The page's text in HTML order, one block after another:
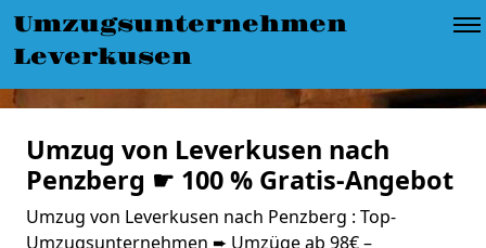
Umzugsunternehmen
Leverkusen
Umzug von Leverkusen nach
Penzberg ☛ 100 % Gratis-Angebot
Umzug von Leverkusen nach Penzberg : Top-
Umzugsunternehmen ➨ Umzüge ab 98€ –